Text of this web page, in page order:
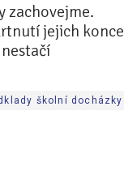
zachovejme.
jejich konce
školní docházky